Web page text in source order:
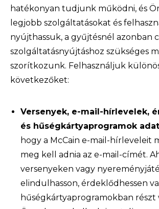
hatékonyan tudjunk működni, és
legjobb szolgáltatásokat és
nyújthassuk, a gyűjtésnél azonban
szolgáltatásnyújtáshoz szükséges
szorítkozunk. Felhasználjuk
következőket:
Versenyek, e-mail-hírlevelek,
és hűségkártyaprogramok
hogy a McCain e-mail-hírleveleit
meg kell adnia az e-mail-címét.
versenyeken vagy
elindulhasson, érdeklődhessen
hűségkártyaprogramokban részt